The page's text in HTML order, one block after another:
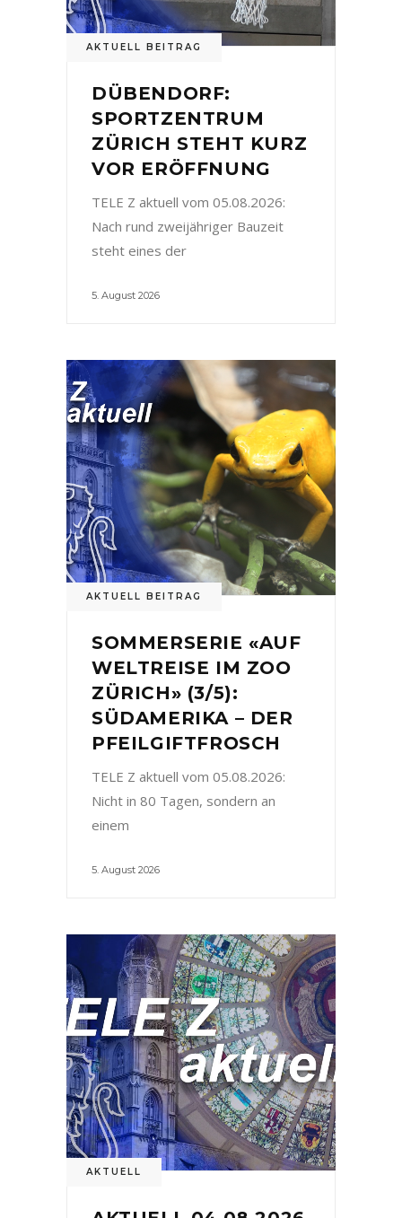
AKTUELL BEITRAG
DÜBENDORF:
SPORTZENTRUM
ZÜRICH STEHT KURZ
VOR ERÖFFNUNG
TELE Z aktuell vom 05.08.2026:
Nach rund zweijähriger Bauzeit
steht eines der
5. August 2026
AKTUELL BEITRAG
SOMMERSERIE «AUF
WELTREISE IM ZOO
ZÜRICH» (3/5):
SÜDAMERIKA – DER
PFEILGIFTFROSCH
TELE Z aktuell vom 05.08.2026:
Nicht in 80 Tagen, sondern an
einem
5. August 2026
AKTUELL